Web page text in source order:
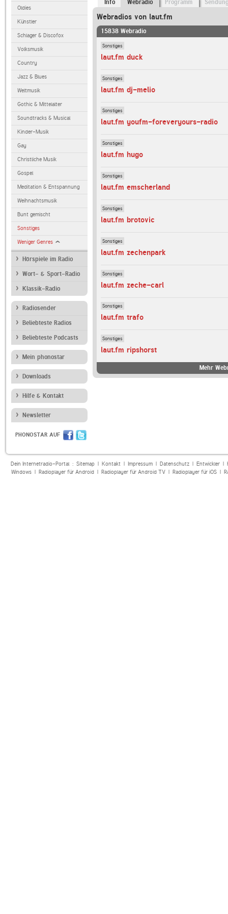
Oldies
Künstler
Schlager & Discofox
Volksmusik
Country
Jazz & Blues
Weltmusik
Gothic & Mittelalter
Soundtracks & Musical
Kinder-Musik
Gay
Christliche Musik
Gospel
Meditation & Entspannung
Weihnachtsmusik
Bunt gemischt
Sonstiges
Weniger Genres
Hörspiele im Radio
Wort- & Sport-Radio
Klassik-Radio
Radiosender
Beliebteste Radios
Beliebteste Podcasts
Mein phonostar
Downloads
Hilfe & Kontakt
Newsletter
PHONOSTAR AUF
Info Webradio Programm
Webradios von laut.fm
15838 Webradio
Sonstiges
laut.fm duck
Sonstiges
laut.fm dj-melio
Sonstiges
laut.fm youfm-foreveryours-radio
Sonstiges
laut.fm hugo
Sonstiges
laut.fm emscherland
Sonstiges
laut.fm brotovic
Sonstiges
laut.fm zechenpark
Sonstiges
laut.fm zeche-carl
Sonstiges
laut.fm trafo
Sonstiges
laut.fm ripshorst
Mehr
Dein Internetradio-Portal : Sitemap| Kontakt| Impressum| Datenschutz| Entwickler|
Windows| Radioplayer für Android| Radioplayer für Android TV| Radioplayer für iOS|